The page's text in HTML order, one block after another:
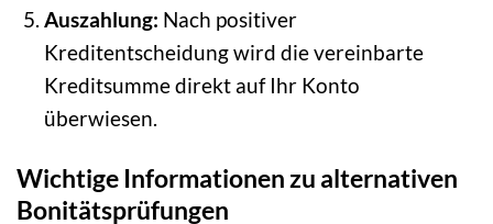
Auszahlung: Nach positiver
Kreditentscheidung wird die vereinbarte
Kreditsumme direkt auf Ihr Konto
überwiesen.
Wichtige Informationen zu alternativen
Bonitätsprüfungen